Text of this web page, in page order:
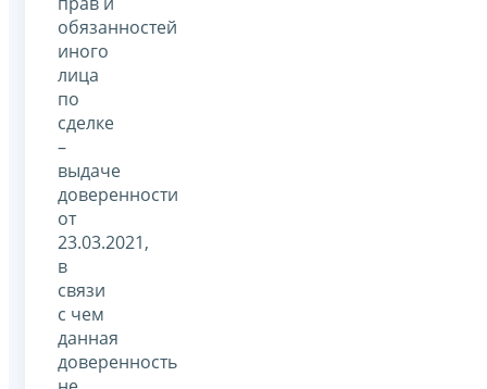
обязанностей
иного
лица
по
сделке
–
выдаче
доверенности
от
23.03.2021,
в
связи
с чем
данная
доверенность